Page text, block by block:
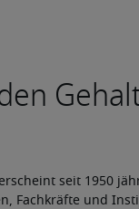
seit 1950
Fachkräfte und